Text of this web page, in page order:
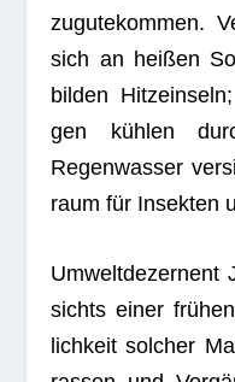
zugu­te­kom­men.
sich an hei­ßen
bil­den
gen küh­len
Regen­was­ser
raum für Insek­ten
Umwelt­de­zer­nent
sichts einer
lich­keit sol­cher